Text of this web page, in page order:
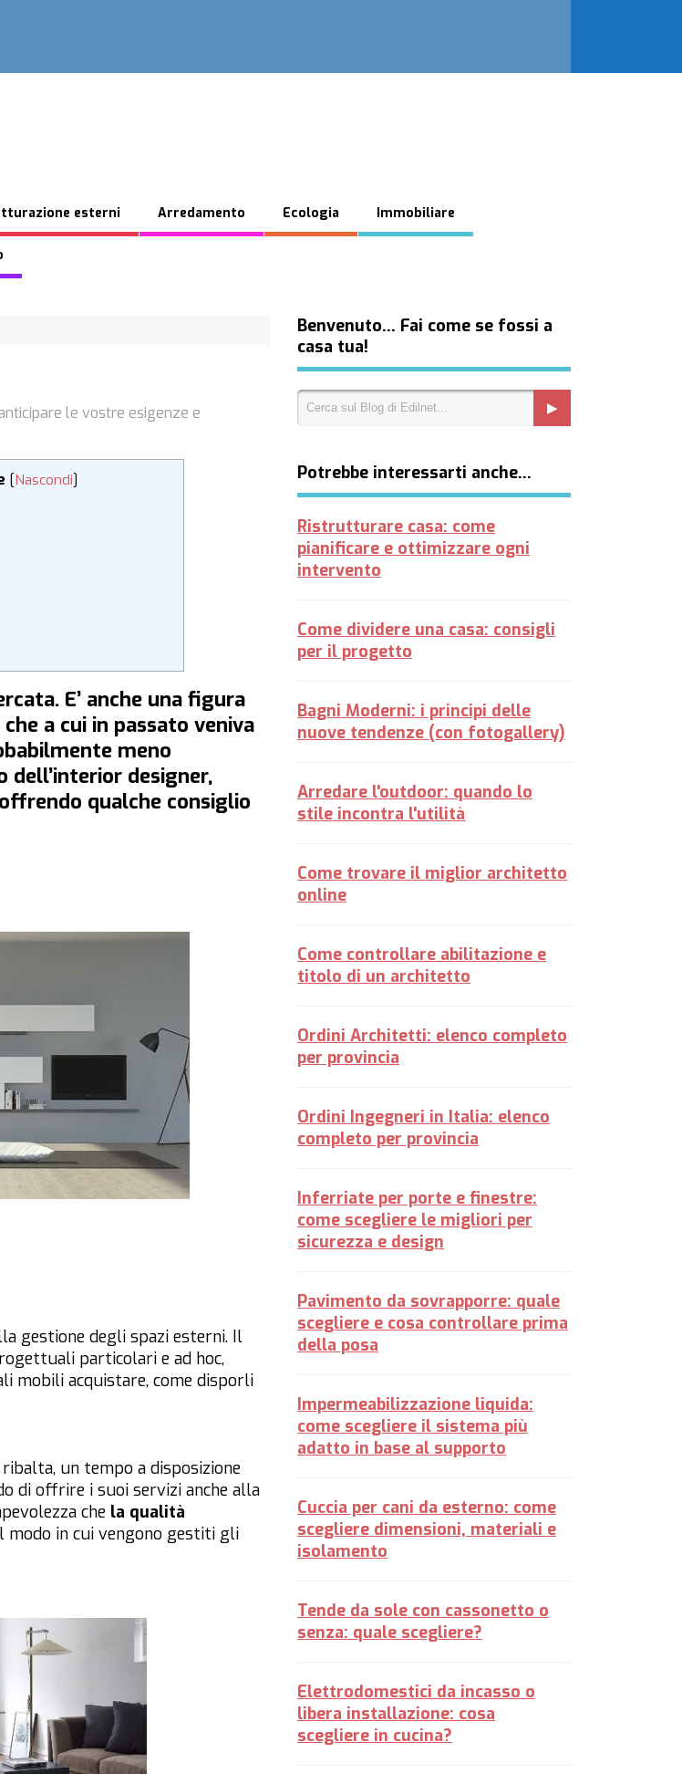
esterni Arredamento Ecologia Immobiliare
le vostre esigenze e
[Nascondi]
E’ anche una figura
a cui in passato veniva
meno
designer,
qualche consiglio
gestione degli spazi esterni. Il
particolari e ad hoc,
mobili acquistare, come disporli
un tempo a disposizione
di offrire i suoi servizi anche alla
che la qualità
modo in cui vengono gestiti gli
Benvenuto… Fai come se fossi a
casa tua!
Potrebbe interessarti anche…
Ristrutturare casa: come
pianificare e ottimizzare ogni
intervento
Come dividere una casa: consigli
per il progetto
Bagni Moderni: i principi delle
nuove tendenze (con fotogallery)
Arredare l'outdoor: quando lo
stile incontra l'utilità
Come trovare il miglior architetto
online
Come controllare abilitazione e
titolo di un architetto
Ordini Architetti: elenco completo
per provincia
Ordini Ingegneri in Italia: elenco
completo per provincia
Inferriate per porte e finestre:
come scegliere le migliori per
sicurezza e design
Pavimento da sovrapporre: quale
scegliere e cosa controllare prima
della posa
Impermeabilizzazione liquida:
come scegliere il sistema più
adatto in base al supporto
Cuccia per cani da esterno: come
scegliere dimensioni, materiali e
isolamento
Tende da sole con cassonetto o
senza: quale scegliere?
Elettrodomestici da incasso o
libera installazione: cosa
scegliere in cucina?